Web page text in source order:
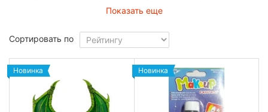
Показать еще
Сортировать по
Новинка Новинка